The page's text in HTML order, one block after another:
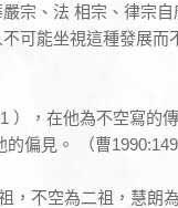
宗、法 相宗、律宗
可能坐視這種發展而
，在他為不空寫的
偏見。 （曹
，不空為二祖，慧朗